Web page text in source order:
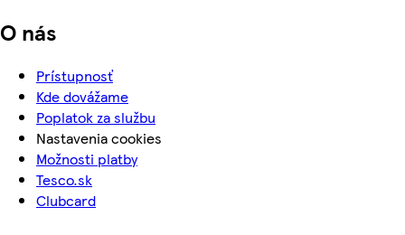
O nás
Prístupnosť
Kde dovážame
Poplatok za službu
Nastavenia cookies
Možnosti platby
Tesco.sk
Clubcard